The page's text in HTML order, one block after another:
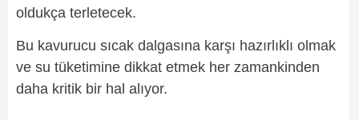
oldukça terletecek.
Bu kavurucu sıcak dalgasına karşı hazırlıklı olmak
ve su tüketimine dikkat etmek her zamankinden
daha kritik bir hal alıyor.